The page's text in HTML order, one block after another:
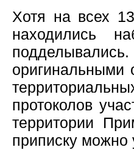
Хотя на всех
находились
оригинальными
протоколов
территории
приписку можно